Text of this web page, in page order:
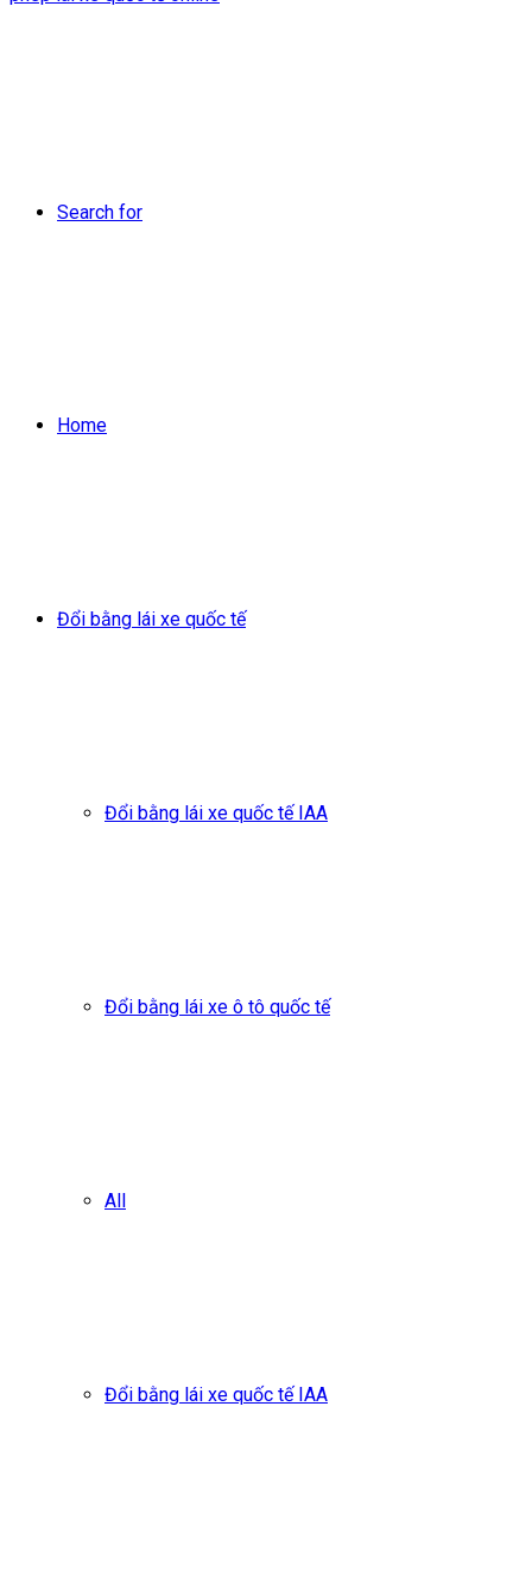
Search for
Home
Đổi bằng lái xe quốc tế
Đổi bằng lái xe quốc tế IAA
Đổi bằng lái xe ô tô quốc tế
All
Đổi bằng lái xe quốc tế IAA